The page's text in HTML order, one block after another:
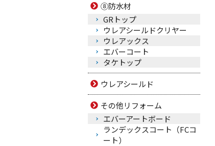
⑧防水材
GRトップ
ウレアシールドクリヤー
ウレアックス
エバーコート
タケトップ
ウレアシールド
その他リフォーム
エバーアートボード
ランデックスコート（FCコ
ート）